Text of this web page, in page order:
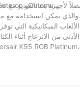
المفاتيح الميكانيكية نظرًا لجودتها ومتانتها. كما طورت شركات مصنعة أخرى إصداراتها الخاصة من هذه المفاتيح، مثل Kaihua وGateron وOutemu.
ومسند المعصم المبطن بالجلد. سيقدر مقدمو البث أيضًا دعم برنامج Elgato Stream Deck، والذي يمكن استخدامه مع مفاتيح الماكرو الستة بلوحة المفاتيح.
الأدنى من الانزعاج أثناء